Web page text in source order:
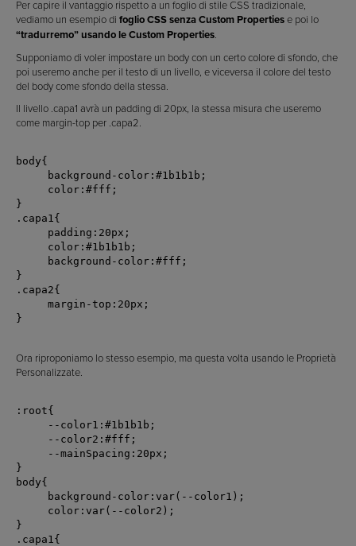
Per capire il vantaggio rispetto a un foglio di stile CSS tradizionale,
vediamo un esempio di foglio CSS senza Custom Propertiese poi lo
“tradurremo” usando le Custom Properties.
Supponiamo di voler impostare un body con un certo colore di sfondo, che
poi useremo anche per il testo di un livello, e viceversa il colore del testo
del body come sfondo della stessa.
Il livello .capa1 avrà un padding di 20px, la stessa misura che useremo
come margin-top per .capa2.
body{
     background-color:#1b1b1b;
     color:#fff;
}
.capa1{
     padding:20px;
     color:#1b1b1b;
     background-color:#fff;
}
.capa2{
     margin-top:20px;
}
Ora riproponiamo lo stesso esempio, ma questa volta usando le Proprietà
Personalizzate.
:root{
     --color1:#1b1b1b;
     --color2:#fff;
     --mainSpacing:20px;
}
body{
     background-color:var(--color1);
     color:var(--color2);
}
.capa1{